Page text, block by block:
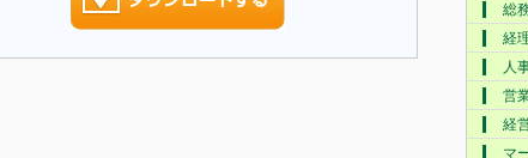
総
経
人
営
経
マ